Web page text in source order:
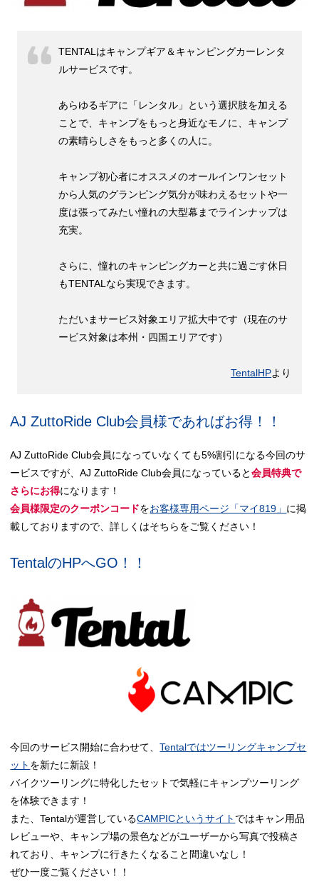
TENTALはキャンプギア＆キャンピングカーレンタ
ルサービスです。
あらゆるギアに「レンタル」という選択肢を加える
ことで、キャンプをもっと身近なモノに、キャンプ
の素晴らしさをもっと多くの人に。
キャンプ初心者にオススメのオールインワンセット
から人気のグランピング気分が味わえるセットや一
度は張ってみたい憧れの大型幕までラインナップは
充実。
さらに、憧れのキャンピングカーと共に過ごす休日
もTENTALなら実現できます。
ただいまサービス対象エリア拡大中です（現在のサ
ービス対象は本州・四国エリアです）
TentalHPより
AJ ZuttoRide Club会員様であればお得！！
AJ ZuttoRide Club会員になっていなくても5%割引になる今回のサ
ービスですが、AJ ZuttoRide Club会員になっていると会員特典で
さらにお得になります！
会員様限定のクーポンコードをお客様専用ページ「マイ819」 に掲
載しておりますので、詳しくはそちらをご覧ください！
TentalのHPへGO！！
今回のサービス開始に合わせて、Tentalではツーリングキャンプセ
ット を新たに新設！
バイクツーリングに特化したセットで気軽にキャンプツーリング
を体験できます！
また、Tentalが運営しているCAMPICというサイト ではキャン用品
レビューや、キャンプ場の景色などがユーザーから写真で投稿さ
れており、キャンプに行きたくなること間違いなし！
ぜひ一度ご覧ください！！